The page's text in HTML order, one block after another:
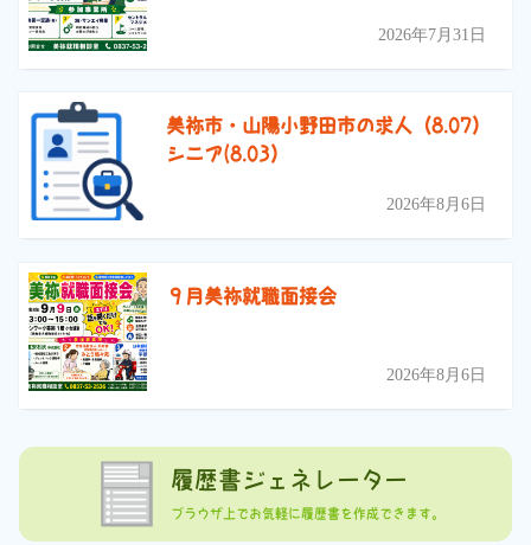
2026年7月31日
美祢市・山陽小野田市の求人（8.07）
シニア(8.03）
2026年8月6日
９月美祢就職面接会
2026年8月6日
履歴書ジェネレーター
ブラウザ上でお気軽に履歴書を作成できます。